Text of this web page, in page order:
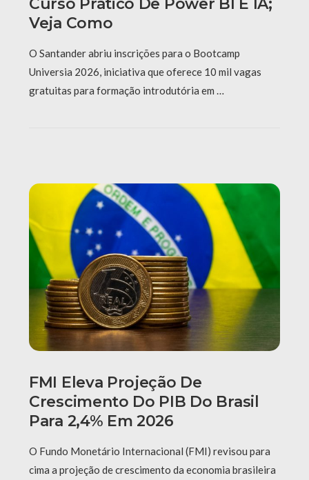
Curso Prático De Power BI E IA;
Veja Como
O Santander abriu inscrições para o Bootcamp
Universia 2026, iniciativa que oferece 10 mil vagas
gratuitas para formação introdutória em …
FMI Eleva Projeção De
Crescimento Do PIB Do Brasil
Para 2,4% Em 2026
O Fundo Monetário Internacional (FMI) revisou para
cima a projeção de crescimento da economia brasileira